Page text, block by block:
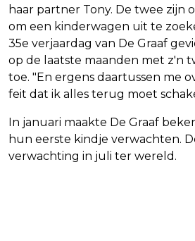
haar partner Tony. De twee zijn
om een kinderwagen uit te
35e verjaardag van De Graaf
op de laatste maanden met z'n
toe. "En ergens daartussen me
feit dat ik alles terug moet
In januari maakte De Graaf
hun eerste kindje verwachten.
verwachting in juli ter wereld.